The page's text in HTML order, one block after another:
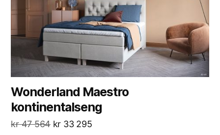
Wonderland Maestro
kontinentalseng
kr47 564 kr 33 295